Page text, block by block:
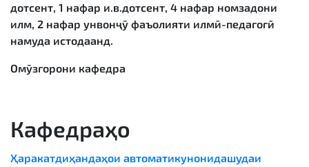
дотсент, 1 нафар и.в.дотсент, 4 нафар номзадони
илм, 2 нафар унвонҷӯ фаъолияти илмӣ-педагогӣ
намуда истодаанд.
Омӯзгорони кафедра
Кафедраҳо
Ҳаракатдиҳандаҳои автоматикунонидашудаи